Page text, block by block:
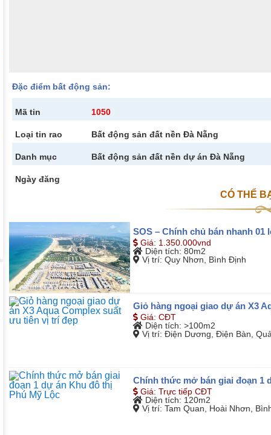
Đặc điểm bất động sản:
Mã tin 1050
Loại tin rao Bất động sản đất nền Đà Nẵng
Danh mục Bất động sản đất nền dự án Đà Nẵng
Ngày đăng
CÓ THỂ
SOS – Chính chủ bán nhanh 01
Giá: 1.350.000vnd
Diện tích: 80m2
Vị trí: Quy Nhơn, Bình Định
Giỏ hàng ngoại giao dự án X3
Giá: CĐT
Diện tích: >100m2
Vị trí: Điện Dương, Điện Bàn,
Chính thức mở bán giai đoạn 1
Giá: Trực tiếp CĐT
Diện tích: 120m2
Vị trí: Tam Quan, Hoài Nhơn,